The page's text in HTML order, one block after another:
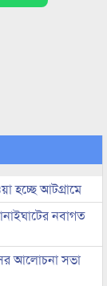
হচ্ছে আটগ্রামে
নবাগত
আলোচনা সভা